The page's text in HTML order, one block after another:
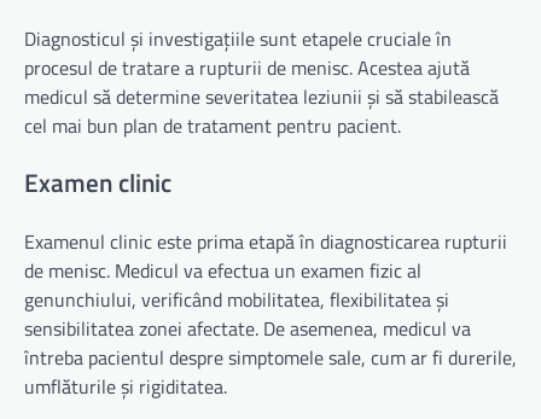
Diagnosticul și investigațiile sunt etapele cruciale în
procesul de tratare a rupturii de menisc. Acestea ajută
medicul să determine severitatea leziunii și să stabilească
cel mai bun plan de tratament pentru pacient.
Examen clinic
Examenul clinic este prima etapă în diagnosticarea rupturii
de menisc. Medicul va efectua un examen fizic al
genunchiului, verificând mobilitatea, flexibilitatea și
sensibilitatea zonei afectate. De asemenea, medicul va
întreba pacientul despre simptomele sale, cum ar fi durerile,
umflăturile și rigiditatea.